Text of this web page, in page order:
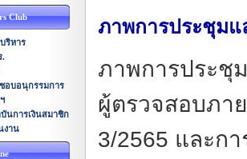
Club
ริหาร
.
อบอนุกรรมการ
นการเงินสมาชิก
งาน
ภาพการประชุมแ
ภาพการประชุ
ผู้ตรวจสอบภา
3/2565 และก